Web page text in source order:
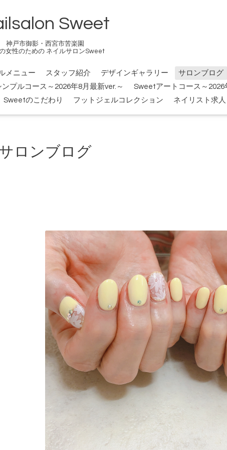
Sweet
神戸市御影・西宮市苦楽園
女性のための ネイルサロンSweet
メニュー スタッフ紹介 デザインギャラリー サロンブログ
ンプルコース～2026年8月最新ver.～
Sweetアートコース～2026
Sweetのこだわり フットジェルコレクション ネイリスト求人
ロンブログ